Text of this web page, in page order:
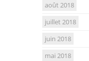
août 2018
juillet 2018
juin 2018
mai 2018